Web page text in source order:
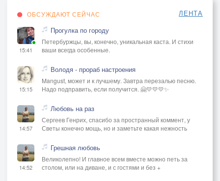
ОБСУЖДАЮТ СЕЙЧАС ЛЕНТА
15:41
Прогулка по городу
Петербуржцы, вы, конечно, уникальная каста. И стихи
ваши всегда особенные.
15:15
Володя - прораб настроения
Mangust, может и к лучшему. Завтра перезалью песню.
Надо подправить, если получится. 🤗💛💛💛✨
14:57
Любовь на раз
Сергеев Генрих, спасибо за пространный коммент, у
Светы конечно мощь, но и заметьте какая нежность
14:52
Грешная любовь
Великолепно! И главное всем вместе можно петь за
столом, или на диване, и с гостями и без +